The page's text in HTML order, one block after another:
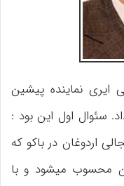
ایری نماینده پیشین
سئوال اول این بود :
اردوغان در باکو که
محسوب میشود و با